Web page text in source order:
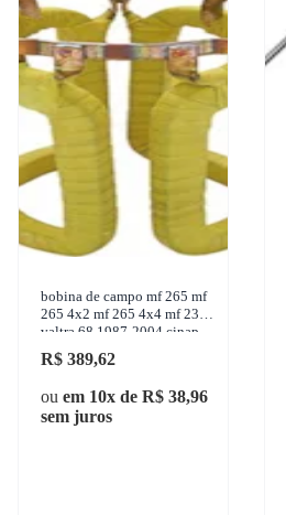
bobina de campo mf 265 mf
265 4x2 mf 265 4x4 mf 235
valtra 68 1987-2004 cinap -
75913718
R$ 389,62
ou em 10x de R$ 38,96
sem juros